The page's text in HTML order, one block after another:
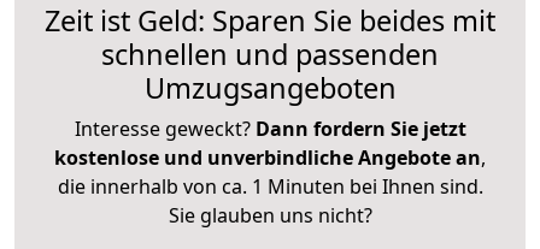
Zeit ist Geld: Sparen Sie beides mit
schnellen und passenden
Umzugsangeboten
Interesse geweckt? Dann fordern Sie jetzt
kostenlose und unverbindliche Angebote an,
die innerhalb von ca. 1 Minuten bei Ihnen sind.
Sie glauben uns nicht?